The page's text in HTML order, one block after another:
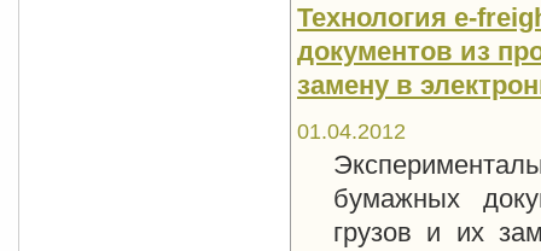
Технология е-
документов из
замену в
01.04.2012
бумажных
грузов и их